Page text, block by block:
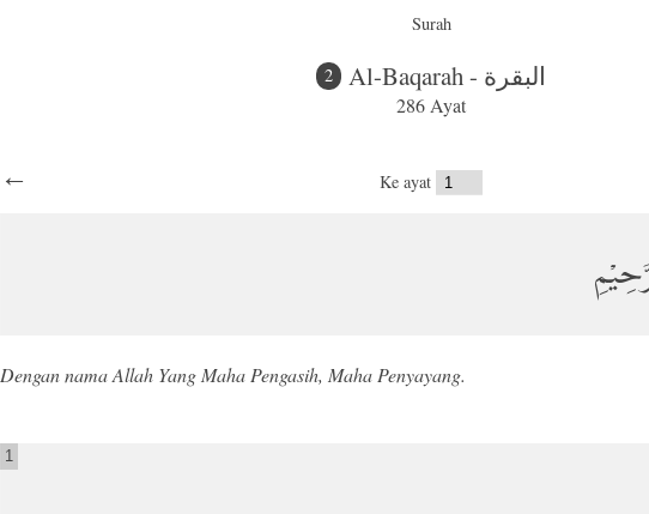
Surah
2 Al-Baqarah - البقرة
286 Ayat
← Ke ayat
Dengan nama Allah Yang Maha Pengasih, Maha Penyayang.
1